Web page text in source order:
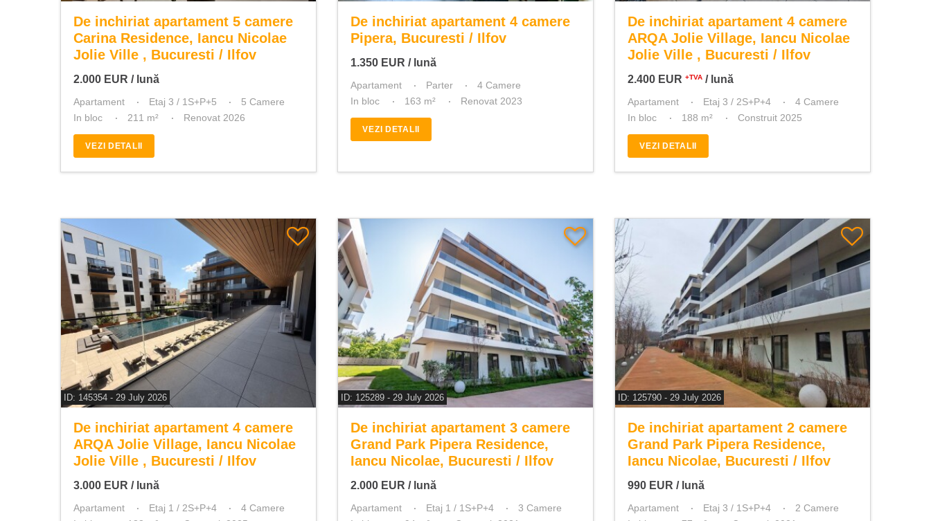
De inchiriat apartament 5 camere
Carina Residence, Iancu Nicolae
Jolie Ville , Bucuresti / Ilfov
2.000 EUR / lună
Apartament Etaj 3 / 1S+P+5
5 Camere
In bloc
211 m² Renovat 2026
VEZI DETALII
De inchiriat apartament 4 camere
Pipera, Bucuresti / Ilfov
1.350 EUR / lună
Apartament Parter
4 Camere
In bloc
163 m² Renovat 2023
VEZI DETALII
De inchiriat apartament 4 camere
ARQA Jolie Village, Iancu Nicolae
Jolie Ville , Bucuresti / Ilfov
2.400 EUR +TVA / lună
Apartament Etaj 3 / 2S+P+4
4 Camere
In bloc
188 m² Construit 2025
VEZI DETALII
ID: 145354 - 29 July 2026
De inchiriat apartament 4 camere
ARQA Jolie Village, Iancu Nicolae
Jolie Ville , Bucuresti / Ilfov
3.000 EUR / lună
Apartament Etaj 1 / 2S+P+4
4 Camere
ID: 125289 - 29 July 2026
De inchiriat apartament 3 camere
Grand Park Pipera Residence,
Iancu Nicolae, Bucuresti / Ilfov
2.000 EUR / lună
Apartament Etaj 1 / 1S+P+4
3 Camere
ID: 125790 - 29 July 2026
De inchiriat apartament 2 camere
Grand Park Pipera Residence,
Iancu Nicolae, Bucuresti / Ilfov
990 EUR / lună
Apartament Etaj 3 / 1S+P+4
2 Camere